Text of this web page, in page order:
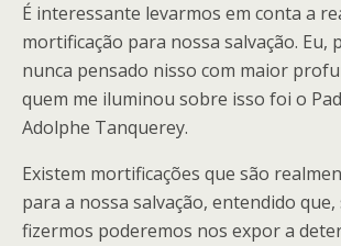
É interessante levarmos em conta a
mortificação para nossa salvação. Eu,
nunca pensado nisso com maior
quem me iluminou sobre isso foi o
Adolphe Tanquerey.
Existem mortificações que são
para a nossa salvação, entendido que,
fizermos poderemos nos expor a